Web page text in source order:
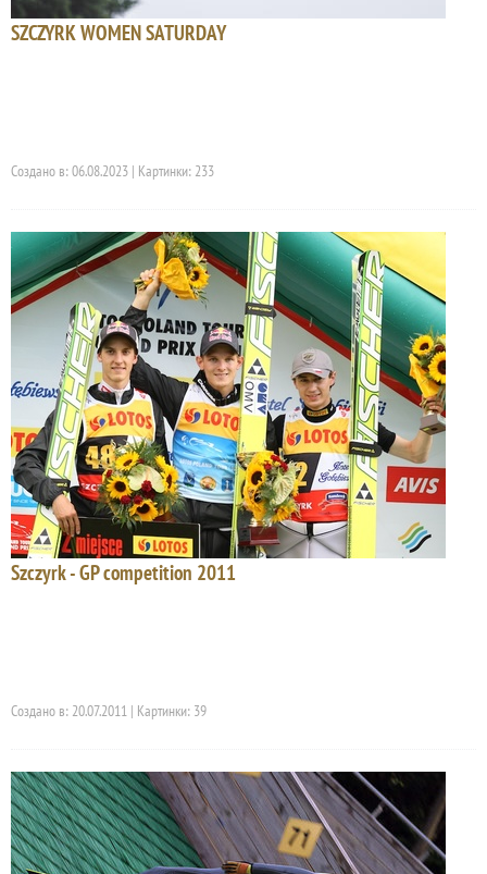
SZCZYRK WOMEN SATURDAY
Создано в: 06.08.2023 | Картинки: 233
Szczyrk - GP competition 2011
Создано в: 20.07.2011 | Картинки: 39